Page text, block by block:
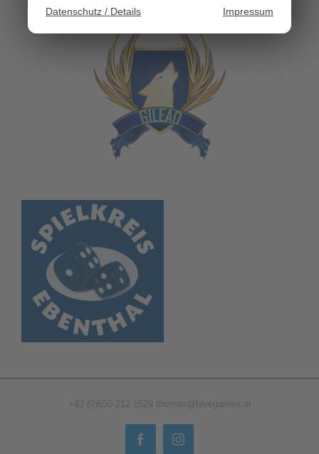
Datenschutz / Details Impressum
+43 (0)650 212 1529 thomas@hivegames.at
FacebookInstagram